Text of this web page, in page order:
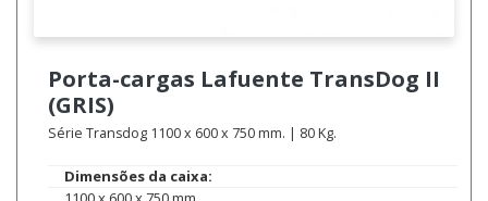
Porta-cargas Lafuente TransDog II
(GRIS)
Série Transdog 1100 x 600 x 750 mm. | 80 Kg.
Dimensões da caixa: